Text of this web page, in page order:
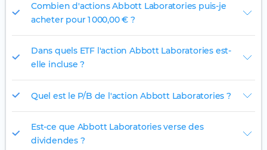
Combien d'actions Abbott Laboratories puis-je
acheter pour 1 000,00 € ?
Dans quels ETF l'action Abbott Laboratories est-
elle incluse ?
Quel est le P/B de l'action Abbott Laboratories ?
Est-ce que Abbott Laboratories verse des
dividendes ?